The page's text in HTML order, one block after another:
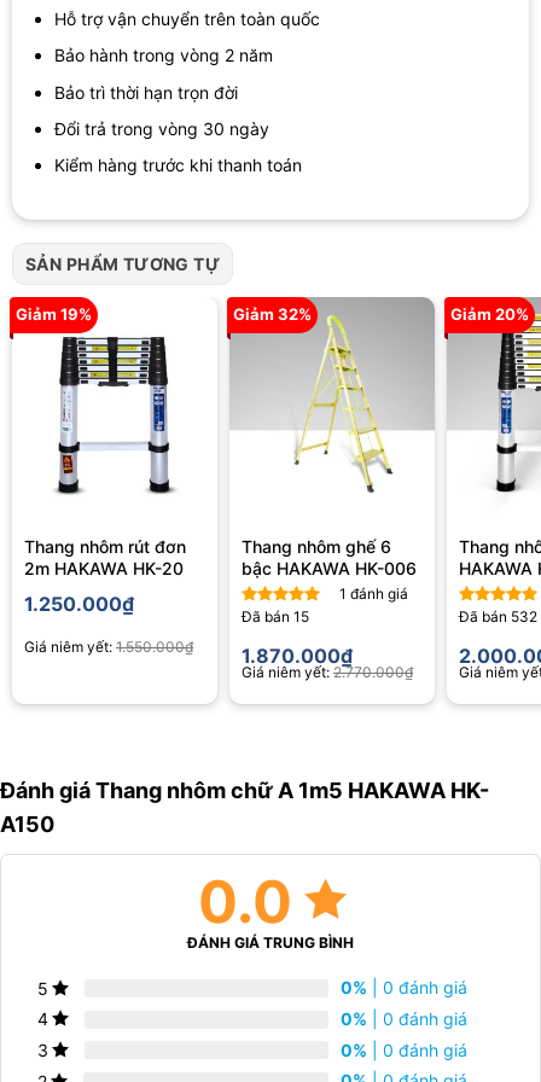
Hơn thế nữa, chất liệu hộp nhôm được đánh bóng tỉ mỉ kết hợp
tạo nên vẻ ngoài sáng bóng, sang trọng mà còn phù hợp với mọi
nhu cầu sử dụng của người dùng.
Đặc biệt, mặt ghế của thang chữ A 1,5m
và được sơn tĩnh điện. Lớp sơn tĩnh điện này không chỉ giúp bảo
lớp phủ màu sắc đẹp mắt, giúp tăng thêm tính thẩm mỹ cho sản
phẩm.
2.2. Chiều cao
Thang nhôm chữ A 1m5
được thiết kế với chiều cao linh hoạt,
phù hợp với nhiều nhu cầu sử dụng khác nhau. Khi được xếp ở
dạng chữ A, chiều cao của thang là 1,5m, tạo nên một cấu trúc
vững chắc và an toàn khi sử dụng. Đây là chiều cao lý tưởng cho
nhiều công việc khác nhau như sửa chữa, lắp đặt trong nhà hay
các công việc đòi hỏi độ cao vừa phải.
chiều cao lên đến 3.0m. Điều này giúp bạn dễ dàng làm việc ở
những nơi cao hơn, như trần nhà, mái nhà, cây xanh hay thậm chí
là những khu vực khác mà bạn khó có thể tiếp cận bằng cách
Đặc biệt hơn,
Hakawa có tổng cộng 4
bậc (không tính mặt ghế), với khoảng cách giữa các bậc là
Hỗ trợ vận chuyển trên toàn quốc
Bảo hành trong vòng 2 năm
Bảo trì thời hạn trọn đời
Đổi trả trong vòng 30 ngày
Kiểm hàng trước khi thanh toán
SẢN PHẨM TƯƠNG TỰ
Giảm 19%
Thang nhôm rút đơn
2m HAKAWA HK-20
1.250.000₫
Giá niêm yết: 1.550.000₫
Giảm 32%
Thang nhôm ghế 6
bậc HAKAWA HK-006
Được xếp
5 sao
1 đánh giá
Đã bán 15
1.870.000₫
Giá niêm yết: 2.770.000₫
Giảm 20%
Thang
HAKAWA
Được xếp
5 sao
Đã bán 532
Giá niêm
Đánh giá Thang nhôm chữ A 1m5 HAKAWA HK-
A150
0.0
ĐÁNH GIÁ TRUNG BÌNH
5 0% | 0 đánh giá
4
0% | 0 đánh giá
3
0% | 0 đánh giá